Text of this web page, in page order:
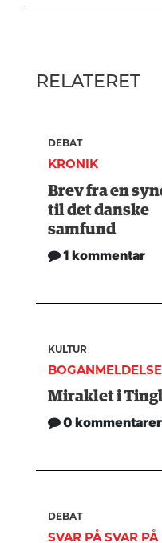
RELATERET
DEBAT
KRONIK
Brev fra en
til det danske
samfund
1 kommentar
KULTUR
BOGANMELDELSE
Miraklet i
0 kommentarer
DEBAT
SVAR PÅ SVAR PÅ